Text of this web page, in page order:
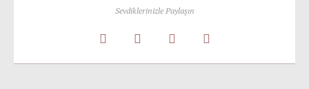
Sevdiklerinizle Paylaşın